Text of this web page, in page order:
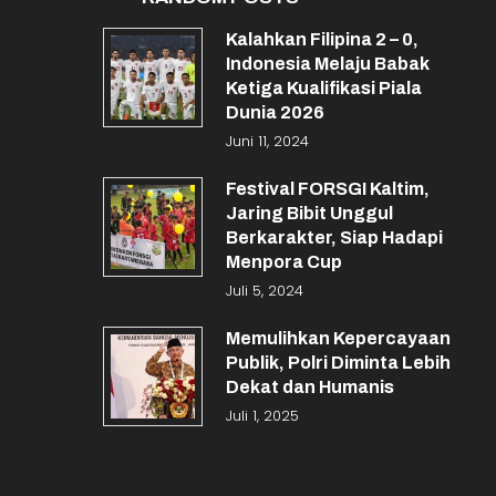
Kalahkan Filipina 2 – 0,
Indonesia Melaju Babak
Ketiga Kualifikasi Piala
Dunia 2026
Juni 11, 2024
Festival FORSGI Kaltim,
Jaring Bibit Unggul
Berkarakter, Siap Hadapi
Menpora Cup
Juli 5, 2024
Memulihkan Kepercayaan
Publik, Polri Diminta Lebih
Dekat dan Humanis
Juli 1, 2025